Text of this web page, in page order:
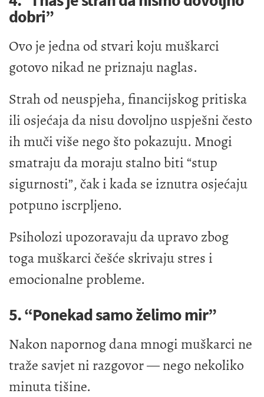
dobri”
Ovo je jedna od stvari koju muškarci
gotovo nikad ne priznaju naglas.
Strah od neuspjeha, financijskog pritiska
ili osjećaja da nisu dovoljno uspješni često
ih muči više nego što pokazuju. Mnogi
smatraju da moraju stalno biti “stup
sigurnosti”, čak i kada se iznutra osjećaju
potpuno iscrpljeno.
Psiholozi upozoravaju da upravo zbog
toga muškarci češće skrivaju stres i
emocionalne probleme.
5. “Ponekad samo želimo mir”
Nakon napornog dana mnogi muškarci ne
traže savjet ni razgovor — nego nekoliko
minuta tišine.